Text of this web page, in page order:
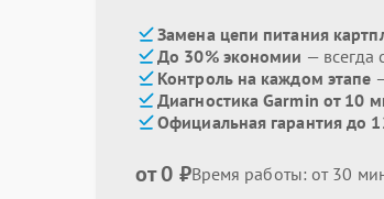
Замена цепи питания
До 30% экономии — всегда
Контроль на каждом этапе
Диагностика Garmin от 10
Официальная гарантия до
от 0 ₽Время работы: от 30